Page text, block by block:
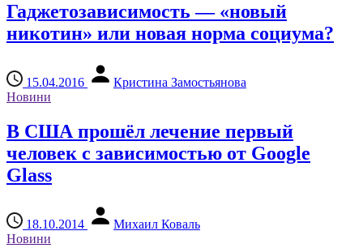
Гаджетозависимость — «новый
никотин» или новая норма социума?
15.04.2016
Кристина Замостьянова
Новини
В США прошёл лечение первый
человек с зависимостью от Google
Glass
18.10.2014
Михаил Коваль
Новини